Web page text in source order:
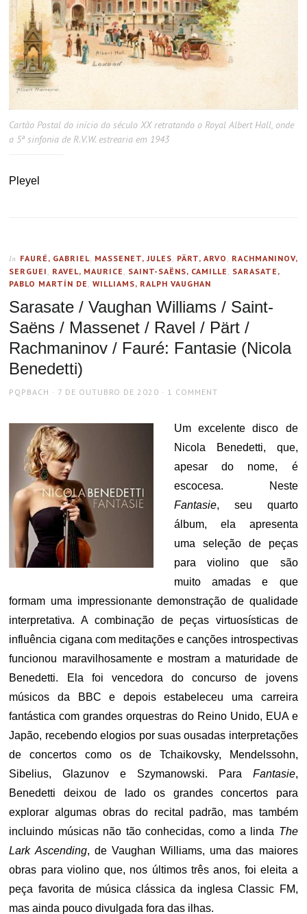
Cartão Postal do início do século XX retratando o Royal Albert Hall, onde
a 5ª sinfonia de R.V.W. estrearia em 1943
Pleyel
In FAURÉ, GABRIEL, MASSENET, JULES, PÄRT, ARVO , RACHMANINOV,
SERGUEI , RAVEL, MAURICE , SAINT-SAËNS, CAMILLE , SARASATE,
PABLO MARTÍN DE ,WILLIAMS, RALPH VAUGHAN
Sarasate / Vaughan Williams / Saint-
Saëns / Massenet / Ravel / Pärt /
Rachmaninov / Fauré: Fantasie (Nicola
Benedetti)
AUTHOR
PQPBACH
POSTED
7 DE OUTUBRO DE 2020 1 COMMENT
Um excelente disco de
Nicola Benedetti, que,
apesar do nome, é
escocesa. Neste
Fantasie, seu quarto
álbum, ela apresenta
uma seleção de peças
para violino que são
muito amadas e que
formam uma impressionante demonstração de qualidade
interpretativa. A combinação de peças virtuosísticas de
influência cigana com meditações e canções introspectivas
funcionou maravilhosamente e mostram a maturidade de
Benedetti. Ela foi vencedora do concurso de jovens
músicos da BBC e depois estabeleceu uma carreira
fantástica com grandes orquestras do Reino Unido, EUA e
Japão, recebendo elogios por suas ousadas interpretações
de concertos como os de Tchaikovsky, Mendelssohn,
Sibelius, Glazunov e Szymanowski. Para Fantasie,
Benedetti deixou de lado os grandes concertos para
explorar algumas obras do recital padrão, mas também
incluindo músicas não tão conhecidas, como a linda The
Lark Ascending, de Vaughan Williams, uma das maiores
obras para violino que, nos últimos três anos, foi eleita a
peça favorita de música clássica da inglesa Classic FM,
mas ainda pouco divulgada fora das ilhas.